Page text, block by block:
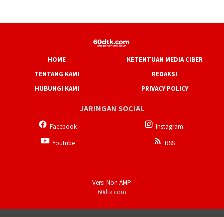
HOME
KETENTUAN MEDIA CIBER
TENTANG KAMI
REDAKSI
HUBUNGI KAMI
PRIVACY POLICY
JARINGAN SOCIAL
Facebook
Instagram
Youtube
RSS
Versi Non AMP
60dtk.com